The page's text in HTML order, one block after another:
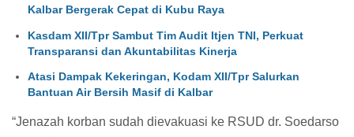
Kalbar Bergerak Cepat di Kubu Raya
Kasdam XII/Tpr Sambut Tim Audit Itjen TNI, Perkuat
Transparansi dan Akuntabilitas Kinerja
Atasi Dampak Kekeringan, Kodam XII/Tpr Salurkan
Bantuan Air Bersih Masif di Kalbar
“Jenazah korban sudah dievakuasi ke RSUD dr. Soedarso